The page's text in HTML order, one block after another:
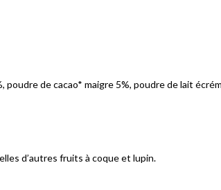
de cacao* maigre 5%, poudre de lait
d’autres fruits à coque et lupin.